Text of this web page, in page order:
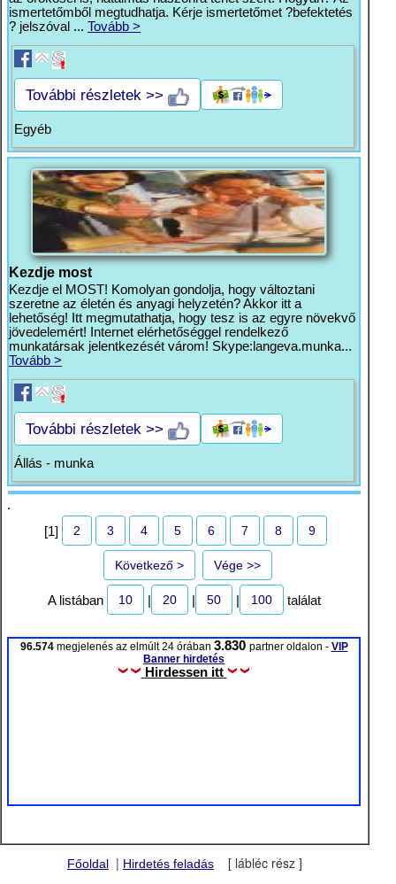
ismertetőmből megtudhatja. Kérje ismertetőmet ?befektetés
? jelszóval ... Tovább >
További részletek >>
Egyéb
Kezdje most
Kezdje el MOST! Komolyan gondolja, hogy változtani
szeretne az életén és anyagi helyzetén? Akkor itt a
lehetőség! Itt megmutathatja, hogy tesz is az egyre növekvő
jövedelemért! Internet elérhetőséggel rendelkező
munkatársak jelentkezését várom! Skype:langeva.munka...
Tovább >
További részletek >>
Állás - munka
.
[1]
2 3 4 5 6 7 8 9
Következő > Vége >>
A listában 10 20 50 100 találat
96.574megjelenés az elmúlt 24 órában 3.830 partner oldalon - VIP
Banner hirdetés
Hirdessen itt
Főoldal | Hirdetés feladás [ lábléc rész ]